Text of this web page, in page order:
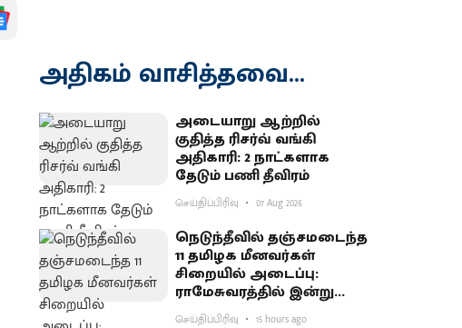
அதிகம் வாசித்தவை...
அடையாறு ஆற்றில்
குதித்த ரிசர்வ் வங்கி
அதிகாரி: 2 நாட்களாக
தேடும் பணி தீவிரம்
செய்திப்பிரிவு 07 Aug 2026
நெடுந்தீவில் தஞ்சமடைந்த
11 தமிழக மீனவர்கள்
சிறையில் அடைப்பு:
ராமேசுவரத்தில் இன்று
வேலைநிறுத்தம்
செய்திப்பிரிவு 15 hours ago